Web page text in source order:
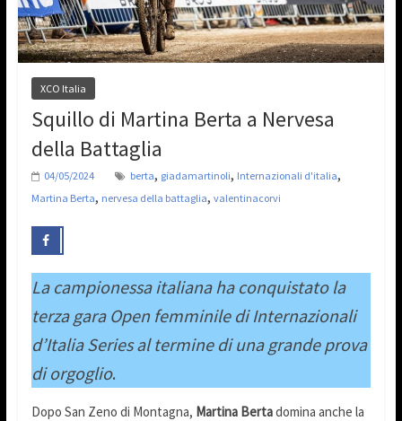
XCO Italia
Squillo di Martina Berta a Nervesa
della Battaglia
04/05/2024 berta, giadamartinoli, Internazionali d'italia,
Martina Berta, nervesa della battaglia, valentinacorvi
La campionessa italiana ha conquistato la
terza gara Open femminile di Internazionali
d’Italia Series al termine di una grande prova
di orgoglio.
Dopo San Zeno di Montagna, Martina Bertadomina anche la